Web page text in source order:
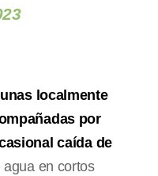
localmente
por
caída de
en cortos